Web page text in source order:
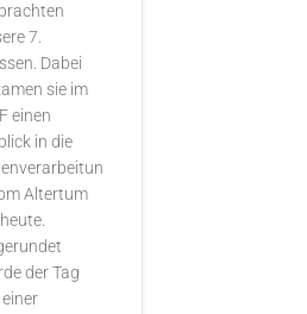
7.
Dabei
sie im
einen
in die
Altertum
der Tag